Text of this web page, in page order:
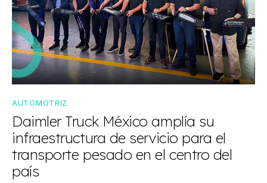
AUTOMOTRIZ
Daimler Truck México amplía su
infraestructura de servicio para el
transporte pesado en el centro del
país